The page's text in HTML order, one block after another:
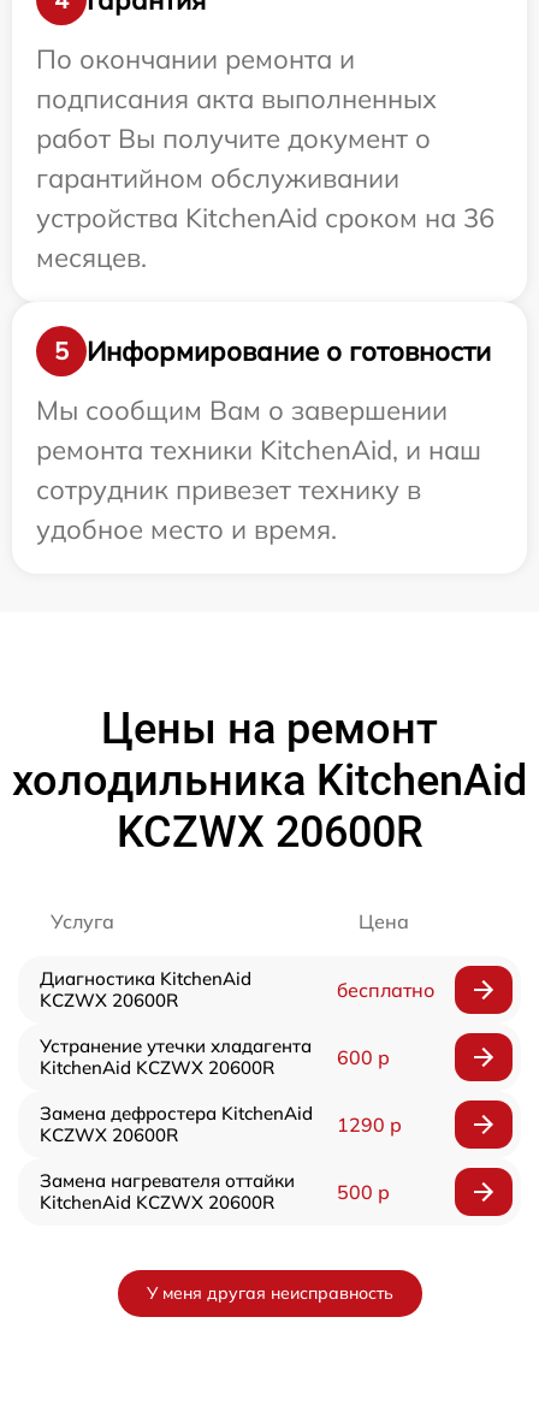
По окончании ремонта и
подписания акта выполненных
работ Вы получите документ о
гарантийном обслуживании
устройства KitchenAid сроком на 36
месяцев.
5
Информирование о готовности
Мы сообщим Вам о завершении
ремонта техники KitchenAid, и наш
сотрудник привезет технику в
удобное место и время.
Цены на ремонт
холодильника KitchenAid
KCZWX 20600R
Услуга Цена
Диагностика KitchenAid
KCZWX 20600R
бесплатно
Устранение утечки хладагента
KitchenAid KCZWX 20600R
600 р
Замена дефростера KitchenAid
KCZWX 20600R
1290 р
Замена нагревателя оттайки
KitchenAid KCZWX 20600R
500 р
У меня другая неисправность